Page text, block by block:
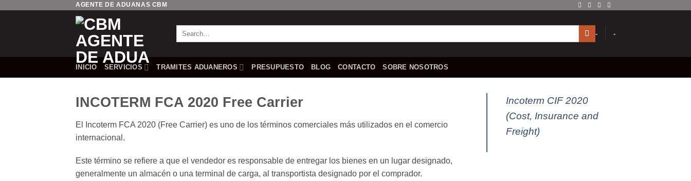
AGENTE DE ADUANAS CBM
- -
INICIO SERVICIOS TRAMITES ADUANEROS PRESUPUESTO BLOG CONTACTO SOBRE NOSOTROS
INCOTERM FCA 2020 Free Carrier
El Incoterm FCA 2020 (Free Carrier) es uno de los términos comerciales más utilizados en el comercio
internacional.
Este término se refiere a que el vendedor es responsable de entregar los bienes en un lugar designado,
generalmente un almacén o una terminal de carga, al transportista designado por el comprador.
Incoterm CIF 2020
(Cost, Insurance and
Freight)